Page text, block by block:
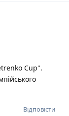
Cup".
Відповісти